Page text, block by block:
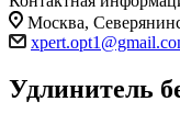
Москва,
Удлинитель